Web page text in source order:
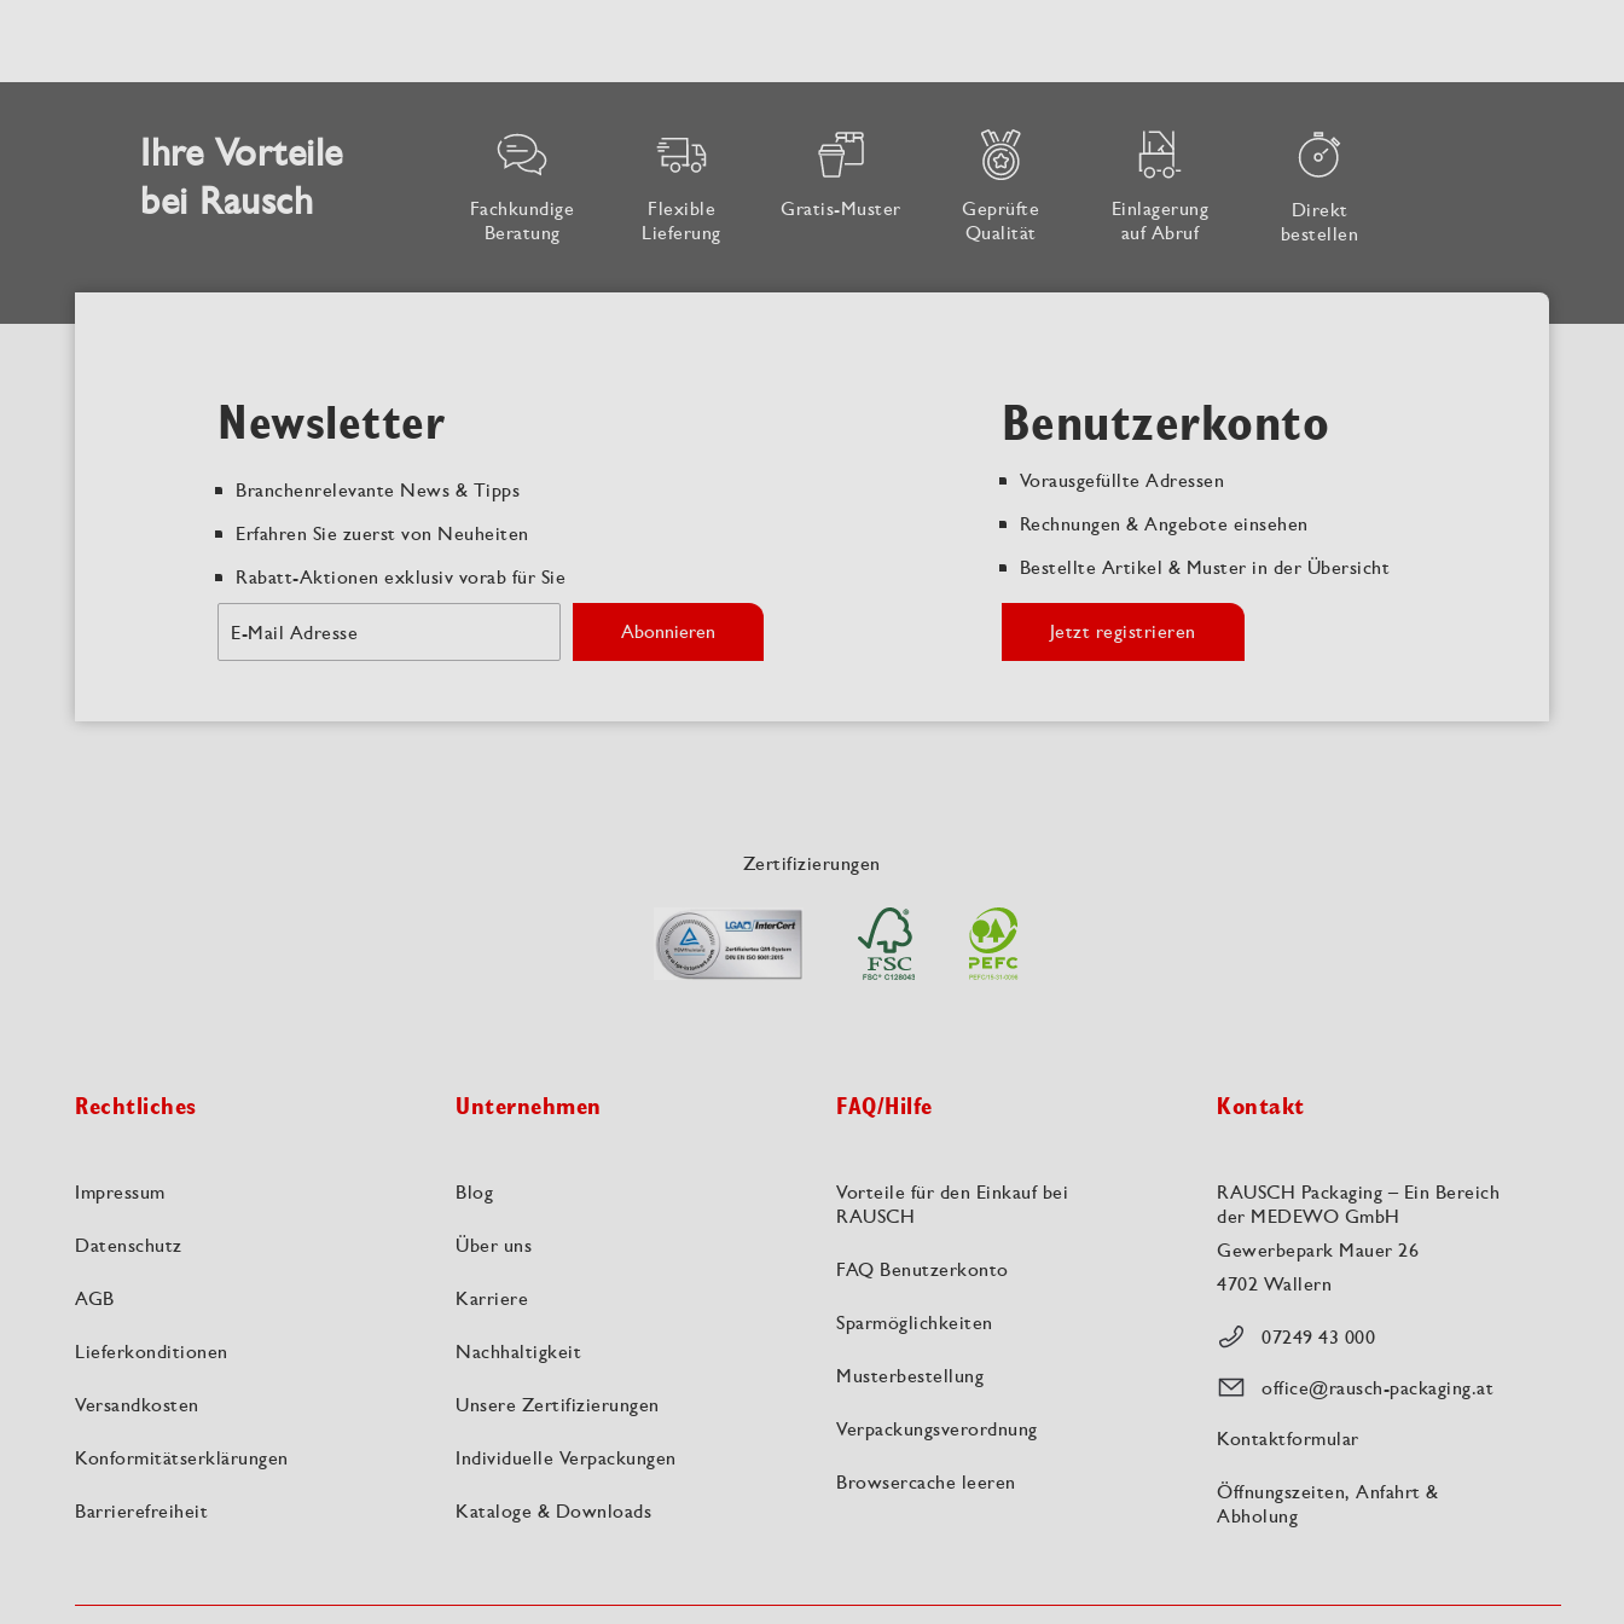
Ihre Vorteile
bei Rausch
Fachkundige
Beratung
Flexible
Lieferung
Gratis-Muster
Geprüfte
Qualität
Einlagerung
auf Abruf
Direkt
bestellen
Newsletter
Branchenrelevante News & Tipps
Erfahren Sie zuerst von Neuheiten
Rabatt-Aktionen exklusiv vorab für Sie
E-Mail Adresse Abonnieren
Benutzerkonto
Vorausgefüllte Adressen
Rechnungen & Angebote einsehen
Bestellte Artikel & Muster in der Übersicht
Jetzt registrieren
Zertifizierungen
Rechtliches
Impressum
Datenschutz
AGB
Lieferkonditionen
Versandkosten
Konformitätserklärungen
Barrierefreiheit
Unternehmen
Blog
Über uns
Karriere
Nachhaltigkeit
Unsere Zertifizierungen
Individuelle Verpackungen
Kataloge & Downloads
FAQ/Hilfe
Vorteile für den Einkauf bei
RAUSCH
FAQ Benutzerkonto
Sparmöglichkeiten
Musterbestellung
Verpackungsverordnung
Browsercache leeren
Kontakt
RAUSCH Packaging – Ein Bereich
der MEDEWO GmbH
Gewerbepark Mauer 26
4702 Wallern
07249 43 000
office@rausch-packaging.at
Kontaktformular
Öffnungszeiten, Anfahrt &
Abholung